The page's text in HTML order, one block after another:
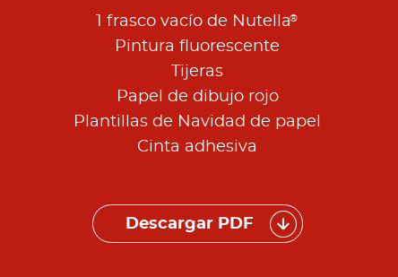
1 frasco vacío de Nutella®
Pintura fluorescente
Tijeras
Papel de dibujo rojo
Plantillas de Navidad de papel
Cinta adhesiva
Descargar PDF